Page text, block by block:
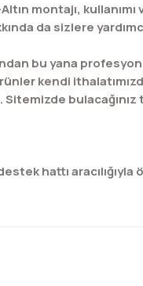
montajı,
da sizlere
bu yana
kendi
hattı